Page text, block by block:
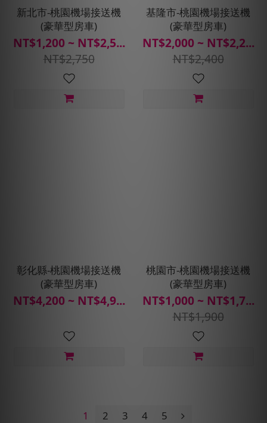
新北市-桃園機場接送機
(豪華型房車)
NT$1,200 ~ NT$2,5...
NT$2,750
基隆市-桃園機場接送機
(豪華型房車)
NT$2,000 ~ NT$2,2...
NT$2,400
彰化縣-桃園機場接送機
(豪華型房車)
NT$4,200 ~ NT$4,9...
桃園市-桃園機場接送機
(豪華型房車)
NT$1,000 ~ NT$1,7...
NT$1,900
1 2 3 4 5